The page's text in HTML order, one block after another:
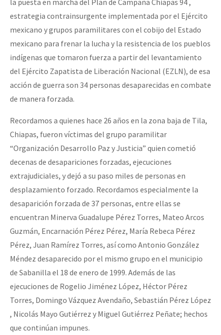
estrategia contrainsurgente implementada por el Ejército
mexicano y grupos paramilitares con el cobijo del Estado
mexicano para frenar la lucha y la resistencia de los pueblos
indígenas que tomaron fuerza a partir del levantamiento
del Ejército Zapatista de Liberación Nacional (EZLN), de esa
acción de guerra son 34 personas desaparecidas en combate
de manera forzada.
Recordamos a quienes hace 26 años en la zona baja de Tila,
Chiapas, fueron víctimas del grupo paramilitar
“Organización Desarrollo Paz y Justicia” quien cometió
decenas de desapariciones forzadas, ejecuciones
extrajudiciales, y dejó a su paso miles de personas en
desplazamiento forzado. Recordamos especialmente la
desaparición forzada de 37 personas, entre ellas se
encuentran Minerva Guadalupe Pérez Torres, Mateo Arcos
Guzmán, Encarnación Pérez Pérez, María Rebeca Pérez
Pérez, Juan Ramírez Torres, así como Antonio González
Méndez desaparecido por el mismo grupo en el municipio
de Sabanilla el 18 de enero de 1999. Además de las
ejecuciones de Rogelio Jiménez López, Héctor Pérez
Torres, Domingo Vázquez Avendaño, Sebastián Pérez López
, Nicolás Mayo Gutiérrez y Miguel Gutiérrez Peñate; hechos
que continúan impunes.